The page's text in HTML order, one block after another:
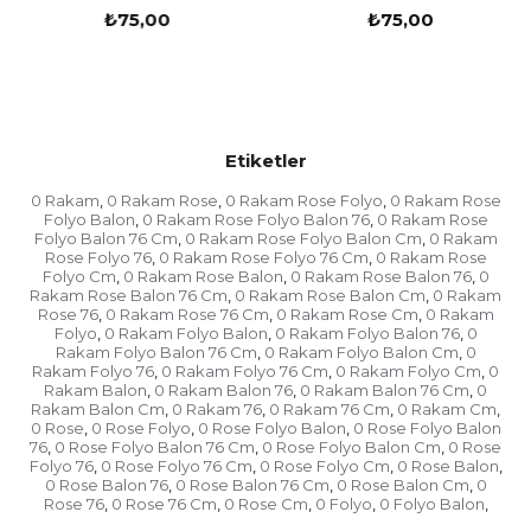
fazlasıyla çekmektedir. Görünüşüyle çeşitleri ile
Partiler, genellikle süslü insanların beğenisine
sunulan eşyalar ile doludur. Bunların başında
balonlar gelmektedir. Kişiler konseptleri kendi
istediklerine göre belirterek özelliklerose gold
renkli rakam uçan balonkullanmaktadır. Uçan
balonlar, yıldönümlerinde adlarına fotoğraf
bağlanarak kullanılan bir balon çeşididir. Renkleri ve
çeşitleri çok fazladır. Aynı zamanda doğum
günlerinde iserakam balon tercih edilmektedir.
Kişinin yaşı, bu balonlar sayesinde partide
yazılmaktadır. Oldukça büyük ve hacimli olan bu
balonlar çok talep görmektedir. Balonlar aynı
zamanda evleri süslemek için de kullanılmaktadır.
Birbirinden hoş ve görüntüye sahip olan balonlar
özellikle görkemli süslemelerde kullanılan çok
₺75,00 ₺75,00
Etiketler
0 Rakam, 0 Rakam Rose, 0 Rakam Rose Folyo, 0 Rakam Rose
Folyo Balon, 0 Rakam Rose Folyo Balon 76, 0 Rakam Rose
Folyo Balon 76 Cm, 0 Rakam Rose Folyo Balon Cm, 0 Rakam
Rose Folyo 76, 0 Rakam Rose Folyo 76 Cm, 0 Rakam Rose
Folyo Cm, 0 Rakam Rose Balon, 0 Rakam Rose Balon 76, 0
Rakam Rose Balon 76 Cm, 0 Rakam Rose Balon Cm, 0 Rakam
Rose 76, 0 Rakam Rose 76 Cm, 0 Rakam Rose Cm, 0 Rakam
Folyo, 0 Rakam Folyo Balon, 0 Rakam Folyo Balon 76, 0
Rakam Folyo Balon 76 Cm, 0 Rakam Folyo Balon Cm, 0
Rakam Folyo 76, 0 Rakam Folyo 76 Cm, 0 Rakam Folyo Cm, 0
Rakam Balon, 0 Rakam Balon 76, 0 Rakam Balon 76 Cm, 0
Rakam Balon Cm, 0 Rakam 76, 0 Rakam 76 Cm, 0 Rakam Cm,
0 Rose, 0 Rose Folyo, 0 Rose Folyo Balon, 0 Rose Folyo Balon
76, 0 Rose Folyo Balon 76 Cm, 0 Rose Folyo Balon Cm, 0 Rose
Folyo 76, 0 Rose Folyo 76 Cm, 0 Rose Folyo Cm, 0 Rose Balon,
0 Rose Balon 76, 0 Rose Balon 76 Cm, 0 Rose Balon Cm, 0
Rose 76, 0 Rose 76 Cm, 0 Rose Cm, 0 Folyo, 0 Folyo Balon,